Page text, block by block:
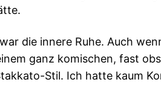
die innere Ruhe. Auch
ganz komischen, fast
Stil. Ich hatte kaum